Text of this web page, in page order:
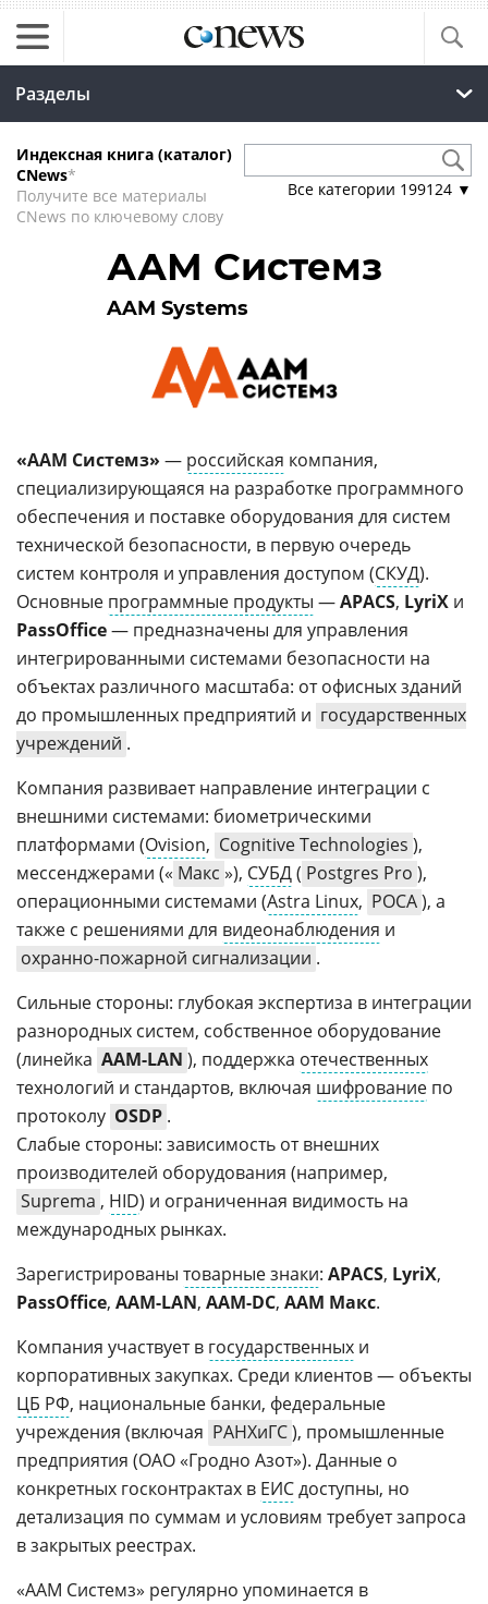
Разделы
Индексная книга (каталог)
CNews*
Получите все материалы
CNews по ключевому слову
Все категории 199124 ▼
ААМ Системз
AAM Systems
«ААМ Системз» — российская компания,
специализирующаяся на разработке программного
обеспечения и поставке оборудования для систем
технической безопасности, в первую очередь
систем контроля и управления доступом (СКУД).
Основные программные продукты —APACS, LyriX и
PassOffice— предназначены для управления
интегрированными системами безопасности на
объектах различного масштаба: от офисных зданий
до промышленных предприятий и государственных
учреждений .
Компания развивает направление интеграции с
внешними системами: биометрическими
платформами (Ovision, Cognitive Technologies ),
мессенджерами (« Макс »), СУБД( Postgres Pro ),
операционными системами (Astra Linux, РОСА), а
также с решениями для видеонаблюдения и
охранно-пожарной сигнализации .
Сильные стороны: глубокая экспертиза в интеграции
разнородных систем, собственное оборудование
(линейка AAM-LAN ), поддержка отечественных
технологий и стандартов, включая шифрование по
протоколу OSDP .
Слабые стороны: зависимость от внешних
производителей оборудования (например,
Suprema , HID) и ограниченная видимость на
международных рынках.
Зарегистрированы товарные знаки: APACS, LyriX,
PassOffice, AAM-LAN, AAM-DC, ААМ Макс.
Компания участвует в государственных и
корпоративных закупках. Среди клиентов — объекты
ЦБ РФ, национальные банки, федеральные
учреждения (включая РАНХиГС), промышленные
предприятия (ОАО «Гродно Азот»). Данные о
конкретных госконтрактах в ЕИСдоступны, но
детализация по суммам и условиям требует запроса
в закрытых реестрах.
«ААМ Системз» регулярно упоминается в